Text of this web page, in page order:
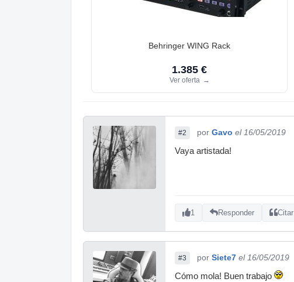
Behringer WING Rack
1.385 €
Ver oferta →
#2 por Gavo el 16/05/2019
Vaya artistada!
1 Responder Citar
#3 por Siete7 el 16/05/2019
Cómo mola! Buen trabajo